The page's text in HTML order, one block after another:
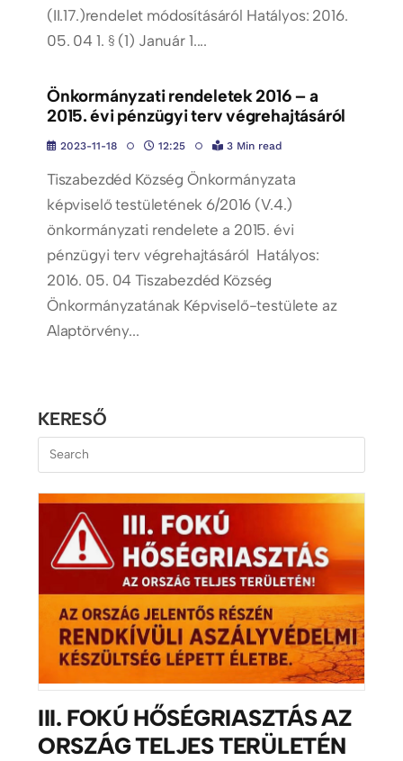
(II.17.)rendelet módosításáról Hatályos: 2016.
05. 04 1. § (1) Január 1....
Önkormányzati rendeletek 2016 – a
2015. évi pénzügyi terv végrehajtásáról
2023-11-18 12:25 3 Min read
Tiszabezdéd Község Önkormányzata
képviselő testületének 6/2016 (V.4.)
önkormányzati rendelete a 2015. évi
pénzügyi terv végrehajtásáról Hatályos:
2016. 05. 04 Tiszabezdéd Község
Önkormányzatának Képviselő-testülete az
Alaptörvény...
KERESŐ
III. FOKÚ HŐSÉGRIASZTÁS AZ
ORSZÁG TELJES TERÜLETÉN